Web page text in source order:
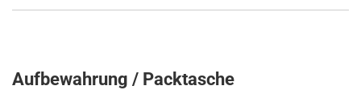
Aufbewahrung / Packtasche